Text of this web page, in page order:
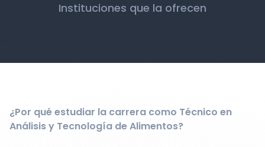
Instituciones que la ofrecen
¿Por qué estudiar la carrera como Técnico en
Análisis y Tecnología de Alimentos?